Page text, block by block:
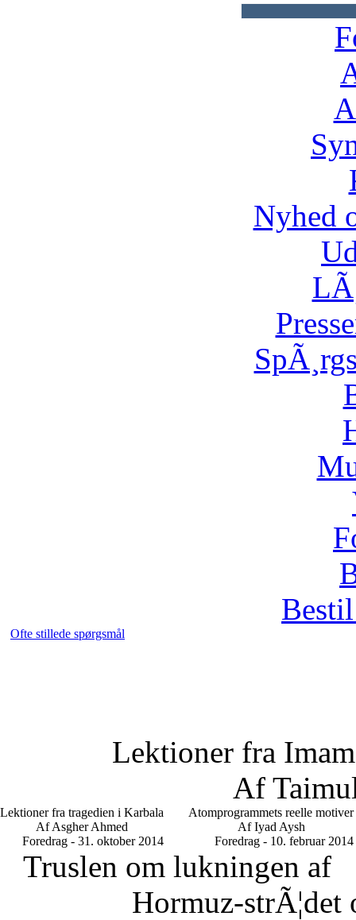
Nyhed
Ofte stillede spørgsmål
Lektioner fra
Af
Lektioner fra tragedien i Karbala
Af Asgher Ahmed
Foredrag - 31. oktober 2014
Atomprogrammets reelle motiver
Af Iyad Aysh
Foredrag - 10. februar 2014
Truslen om lukningen af
Hormuz-